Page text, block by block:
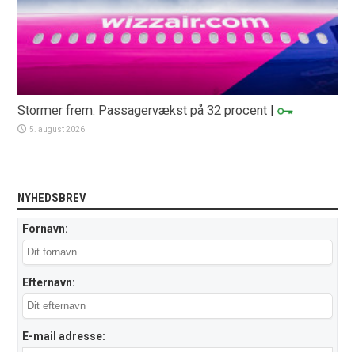
Stormer frem: Passagervækst på 32 procent |
5. august 2026
NYHEDSBREV
Fornavn:
Efternavn:
E-mail adresse: